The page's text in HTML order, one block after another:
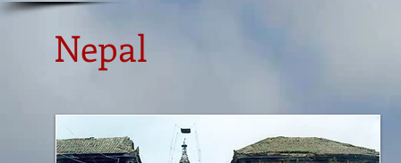
Nepal